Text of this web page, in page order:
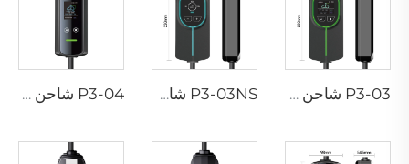
P3-03 شاحن محمول لسيارات EV P3-03NS شاحن محمول لسيارات EV P3-04 شاحن محمول لسيارات EV